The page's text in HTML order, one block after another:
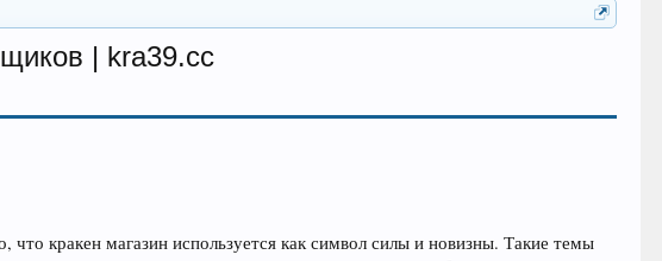
| kra39.cc
кракен магазин используется как символ силы и новизны. Такие темы